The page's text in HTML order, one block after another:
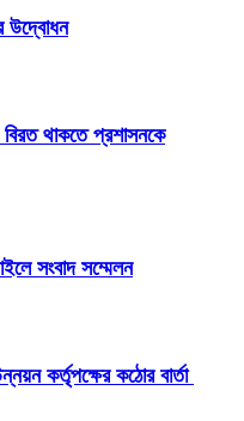
উদ্বোধন
বিরত থাকতে প্রশাসনকে
সংবাদ সম্মেলন
কর্তৃপক্ষের কঠোর বার্তা